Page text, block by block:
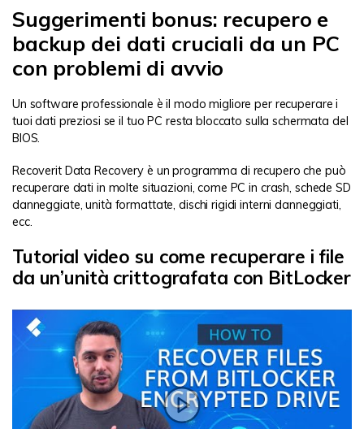
Suggerimenti bonus: recupero e
backup dei dati cruciali da un PC
con problemi di avvio
Un software professionale è il modo migliore per recuperare i
tuoi dati preziosi se il tuo PC resta bloccato sulla schermata del
BIOS.
Recoverit Data Recovery è un programma di recupero che può
recuperare dati in molte situazioni, come PC in crash, schede SD
danneggiate, unità formattate, dischi rigidi interni danneggiati,
ecc.
Tutorial video su come recuperare i file
da un’unità crittografata con BitLocker